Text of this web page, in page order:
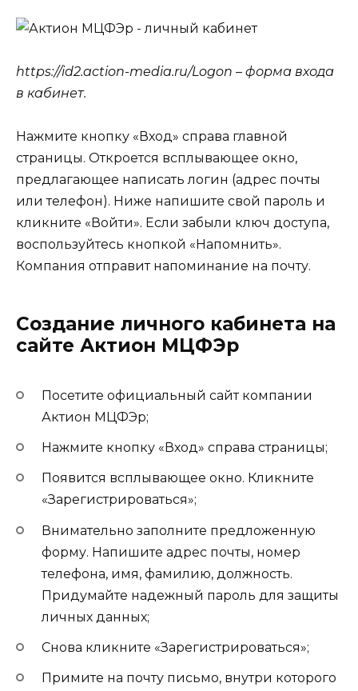
https://id2.action-media.ru/Logon – форма входа
в кабинет.
Нажмите кнопку «Вход» справа главной
страницы. Откроется всплывающее окно,
предлагающее написать логин (адрес почты
или телефон). Ниже напишите свой пароль и
кликните «Войти». Если забыли ключ доступа,
воспользуйтесь кнопкой «Напомнить».
Компания отправит напоминание на почту.
Создание личного кабинета на
сайте Актион МЦФЭр
Посетите официальный сайт компании
Актион МЦФЭр;
Нажмите кнопку «Вход» справа страницы;
Появится всплывающее окно. Кликните
«Зарегистрироваться»;
Внимательно заполните предложенную
форму. Напишите адрес почты, номер
телефона, имя, фамилию, должность.
Придумайте надежный пароль для защиты
личных данных;
Снова кликните «Зарегистрироваться»;
Примите на почту письмо, внутри которого